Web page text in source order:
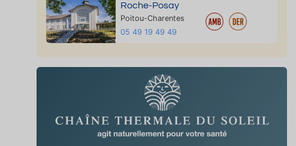
Roche-Posay
Poitou-Charentes
05 49 19 49 49